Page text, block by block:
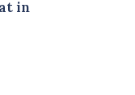
in